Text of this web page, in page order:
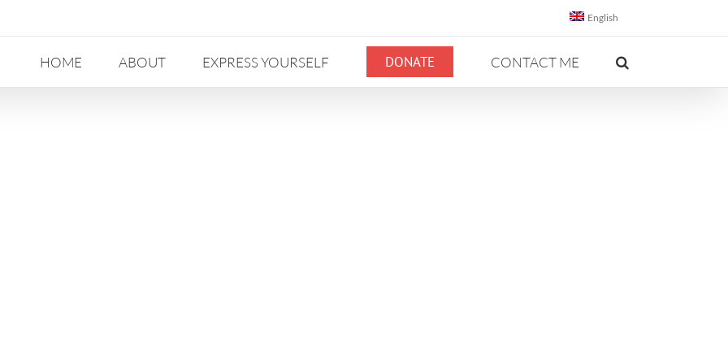
English
HOME ABOUT EXPRESS YOURSELF DONATE CONTACT ME